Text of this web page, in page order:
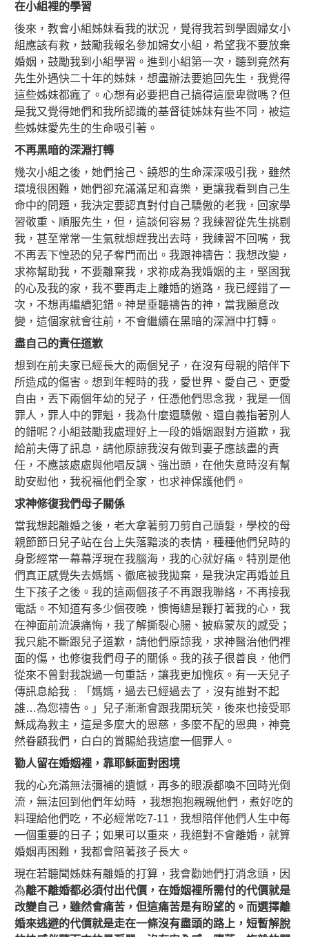
在小組裡的學習
後來，教會小組姊妹看我的狀況，覺得我若到學園婦女小
組應該有救，鼓勵我報名參加婦女小組，希望我不要放棄
婚姻，鼓勵我到小組學習。進到小組第一次，聽到竟然有
先生外遇快二十年的姊妹，想盡辦法要追回先生，我覺得
這些姊妹都瘋了。心想有必要把自己搞得這麼卑微嗎？但
是我又覺得她們和我所認識的基督徒姊妹有些不同，被這
些姊妹愛先生的生命吸引著。
不再黑暗的深淵打轉
幾次小組之後，她們捨己、饒恕的生命深深吸引我，雖然
環境很困難，她們卻充滿滿足和喜樂，更讓我看到自己生
命中的問題，我決定要認真對付自己驕傲的老我，回家學
習敬重、順服先生，但，這談何容易？我練習從先生挑剔
我，甚至常常一生氣就想趕我出去時，我練習不回嘴，我
不再丟下惶恐的兒子奪門而出。我跟神禱告：我想改變，
求祢幫助我，不要離棄我，求祢成為我婚姻的主，堅固我
的心及我的家，我不要再走上離婚的道路，我已經錯了一
次，不想再繼續犯錯。神是垂聽禱告的神，當我願意改
變，這個家就會往前，不會繼續在黑暗的深淵中打轉。
盡自己的責任道歉
想到在前夫家已經長大的兩個兒子，在沒有母親的陪伴下
所造成的傷害。想到年輕時的我，愛世界、愛自己、更愛
自由，丟下兩個年幼的兒子，任憑他們思念我，我是一個
罪人，罪人中的罪魁，我為什麼還驕傲、還自義指著別人
的錯呢？小組鼓勵我處理好上一段的婚姻跟對方道歉，我
給前夫傳了訊息，請他原諒我沒有做到妻子應該盡的責
任，不應該處處與他唱反調、強出頭，在他失意時沒有幫
助安慰他，我祝福他們全家，也求神保護他們。
求神修復我們母子關係
當我想起離婚之後，老大拿著剪刀剪自己頭髮，學校的母
親節節日兒子站在台上失落黯淡的表情，種種他們兒時的
身影經常一幕幕浮現在我腦海，我的心就好痛。特別是他
們真正感覺失去媽媽、徹底被我拋棄，是我決定再婚並且
生下孩子之後。我的這兩個孩子不再跟我聯絡，不再接我
電話。不知道有多少個夜晚，懊悔總是鞭打著我的心，我
在神面前流淚痛悔，我了解撕裂心腸、披痲蒙灰的感受；
我只能不斷跟兒子道歉，請他們原諒我，求神醫治他們裡
面的傷，也修復我們母子的關係。我的孩子很善良，他們
從來不曾對我說過一句重話，讓我更加愧疚。有一天兒子
傳訊息給我﹕「媽媽，過去已經過去了，沒有誰對不起
誰…為您禱告。」兒子漸漸會跟我開玩笑，後來也接受耶
穌成為救主，這是多麼大的恩慈，多麼不配的恩典，神竟
然眷顧我們，白白的賞賜給我這麼一個罪人。
勸人留在婚姻裡，靠耶穌面對困境
我的心充滿無法彌補的遺憾，再多的眼淚都喚不回時光倒
流，無法回到他們年幼時 ，我想抱抱親親他們，煮好吃的
料理給他們吃，不必經常吃7-11，我想陪伴他們人生中每
一個重要的日子；如果可以重來，我絕對不會離婚，就算
婚姻再困難，我都會陪著孩子長大。
現在若聽聞姊妹有離婚的打算，我會勸她們打消念頭，因
為離不離婚都必須付出代價，在婚姻裡所需付的代價就是
改變自己，雖然會痛苦，但這痛苦是有盼望的。而選擇離
婚來逃避的代價就是走在一條沒有盡頭的路上，短暫解脫